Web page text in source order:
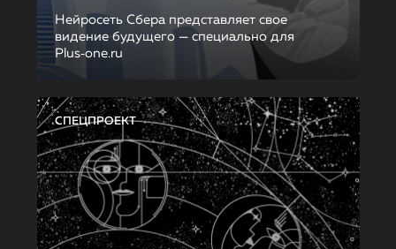
Нейросеть Сбера представляет свое
видение будущего — специально для
Plus‑one.ru
СПЕЦПРОЕКТ